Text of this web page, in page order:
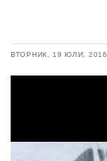
ВТОРНИК, 19 ЮЛИ, 2016